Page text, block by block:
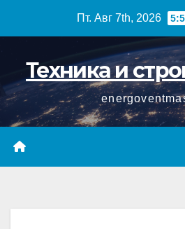
Пт. Авг 7th, 2026
Техника и